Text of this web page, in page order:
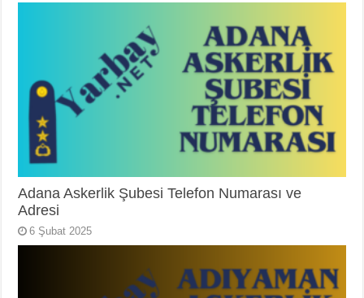
Adana Askerlik Şubesi Telefon Numarası ve
Adresi
6 Şubat 2025